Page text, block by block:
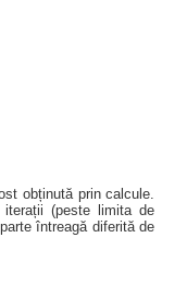
obținută prin calcule.
(peste limita de
întreagă diferită de